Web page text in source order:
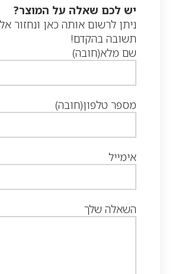
יש לכם שאלה על המוצר?
ניתן לרשום אותה כאן ונחזור
תשובה בהקדם!
שם מלא(חובה)
מספר טלפון(חובה)
אימייל
השאלה שלך